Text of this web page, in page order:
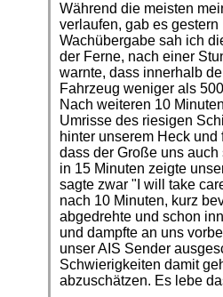
Während die meisten
verlaufen, gab es
Wachübergabe sah ich
der Ferne, nach einer
warnte, dass innerhalb
Fahrzeug weniger als
Nach weiteren 10
Umrisse des riesigen
hinter unserem Heck
dass der Große uns
in 15 Minuten zeigte
sagte zwar "I will take
nach 10 Minuten, kurz
abgedrehte und schon
und dampfte an uns
unser AIS Sender
Schwierigkeiten damit
abzuschätzen. Es lebe